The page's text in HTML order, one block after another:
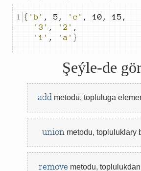
{ 'b' , 5 , 'c' , 10 , 15 ,
'3' , '2' ,
'1' , 'a' }
Şeýle-de
add metodu, topluluga
union metodu, topluluklary
remove metodu,